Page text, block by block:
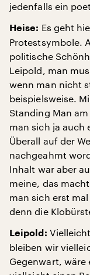
jedenfalls ein
Heise: Es geht
Protestsymbole.
politische
Leipold, man
wenn man nicht
beispielsweise.
Standing Man
man sich ja auch
Überall auf der
nachgeahmt
Inhalt war aber
meine, das
man sich erst
denn die
Leipold:
bleiben wir
Gegenwart, wäre